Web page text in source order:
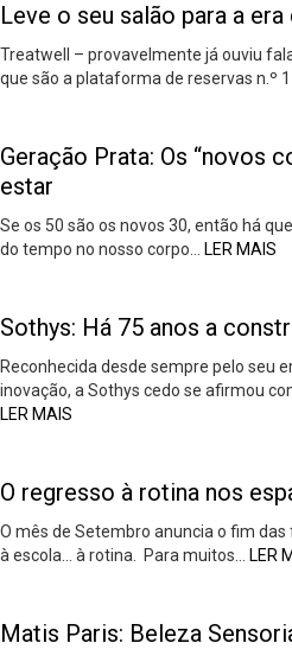
Leve o seu salão para a
Treatwell – provavelmente já ouviu
que são a plataforma de reservas n.º 1
Geração Prata: Os “novos
estar
Se os 50 são os novos 30, então há
do tempo no nosso corpo…
LER MAIS
Sothys: Há 75 anos a
Reconhecida desde sempre pelo seu
inovação, a Sothys cedo se afirmou
LER MAIS
O regresso à rotina nos
O mês de Setembro anuncia o fim
à escola… à rotina. Para muitos…
LER
Matis Paris: Beleza